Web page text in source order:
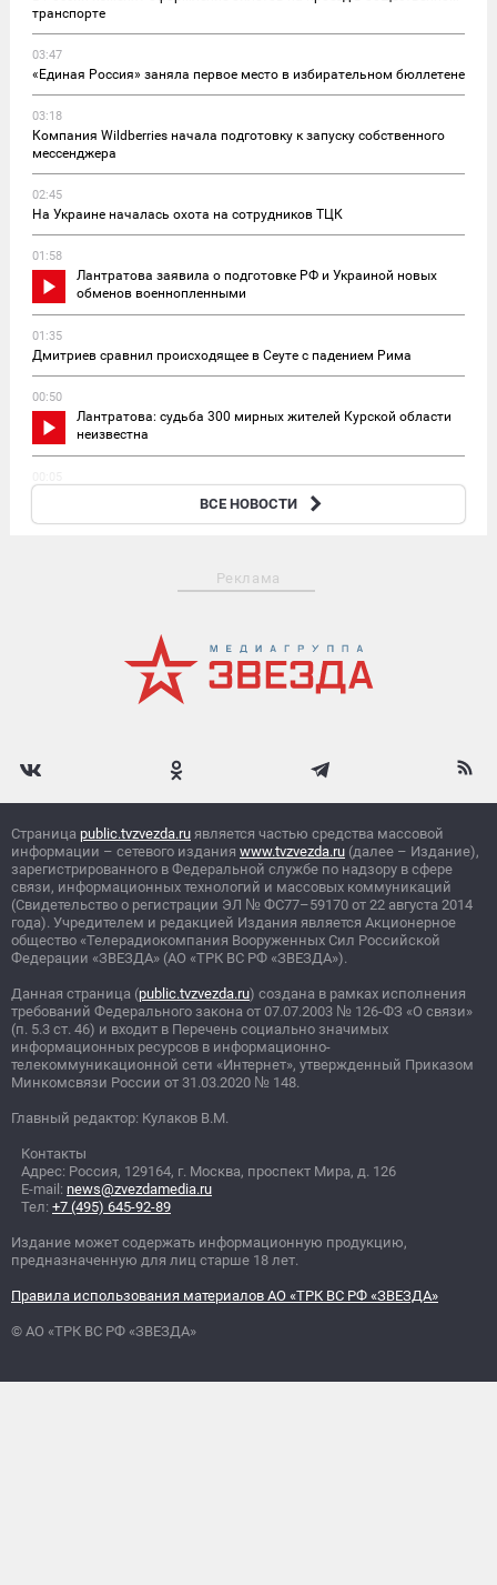
транспорте
03:47
«Единая Россия» заняла первое место в избирательном бюллетене
03:18
Компания Wildberries начала подготовку к запуску собственного
мессенджера
02:45
На Украине началась охота на сотрудников ТЦК
01:58
Лантратова заявила о подготовке РФ и Украиной новых
обменов военнопленными
01:35
Дмитриев сравнил происходящее в Сеуте с падением Рима
00:50
Лантратова: судьба 300 мирных жителей Курской области
неизвестна
Актрису Валентину Рубцову признали угрозой нацбезопасности
ВСЕ НОВОСТИ
Реклама
Страница public.tvzvezda.ru является частью средства массовой
информации – сетевого издания www.tvzvezda.ru (далее – Издание),
зарегистрированного в Федеральной службе по надзору в сфере
связи, информационных технологий и массовых коммуникаций
(Свидетельство о регистрации ЭЛ № ФС77–59170 от 22 августа 2014
года). Учредителем и редакцией Издания является Акционерное
общество «Телерадиокомпания Вооруженных Сил Российской
Федерации «ЗВЕЗДА» (АО «ТРК ВС РФ «ЗВЕЗДА»).
Данная страница (public.tvzvezda.ru) создана в рамках исполнения
требований Федерального закона от 07.07.2003 № 126-ФЗ «О связи»
(п. 5.3 ст. 46) и входит в Перечень социально значимых
информационных ресурсов в информационно-
телекоммуникационной сети «Интернет», утвержденный Приказом
Минкомсвязи России от 31.03.2020 № 148.
Главный редактор: Кулаков В.М.
Контакты
Адрес: Россия, 129164, г. Москва, проспект Мира, д. 126
E-mail: news@zvezdamedia.ru
Тел: +7 (495) 645-92-89
Издание может содержать информационную продукцию,
предназначенную для лиц старше 18 лет.
Правила использования материалов АО «ТРК ВС РФ «ЗВЕЗДА»
© АО «ТРК ВС РФ «ЗВЕЗДА»